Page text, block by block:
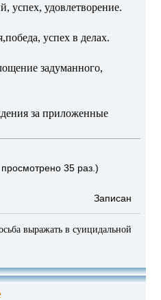
успех, удовлетворение.
успех в делах.
задуманного,
за приложенные
35 раз.)
Записан
выражать в суицидальной